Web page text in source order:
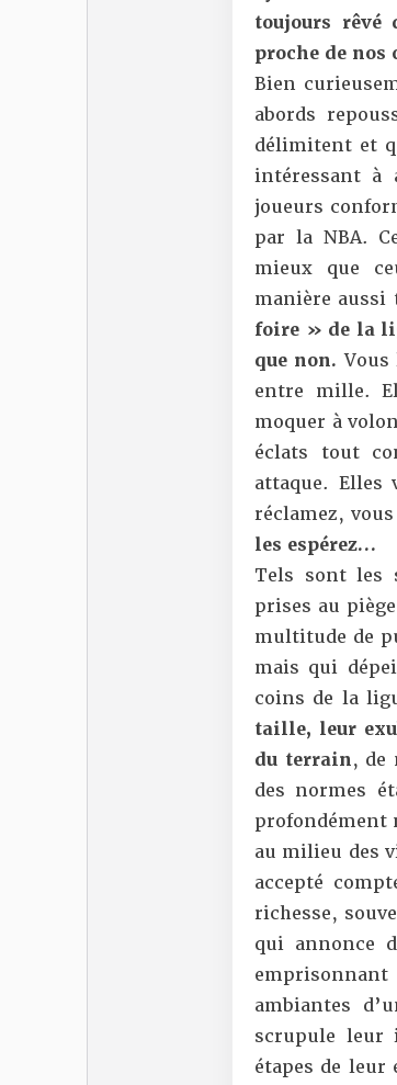
toujours rêvé
proche de
Bien
abords
délimitent et
intéressant à
joueurs
par la NBA.
mieux que
manière aussi
foire » de la
que non. Vous
entre mille.
moquer à
éclats tout
attaque. Elles
réclamez,
les espérez…
Tels sont les
prises au
multitude de
mais qui
coins de la
taille, leur
du terrain, de
des normes
profondément
au milieu des
accepté
richesse,
qui annonce
ambiantes
scrupule leur
étapes de